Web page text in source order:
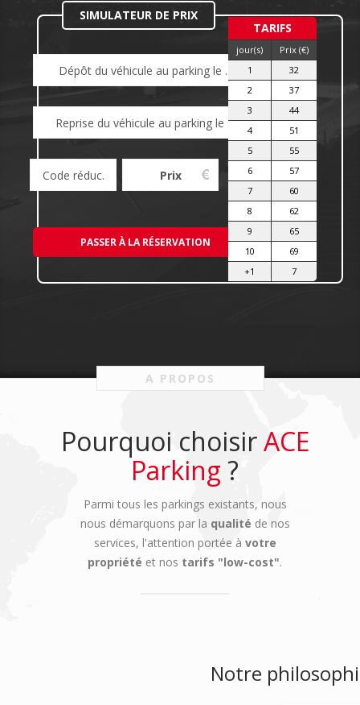
SIMULATEUR DE PRIX
TARIFS
jour(s)
Prix (€)
1
32
2
37
3
44
4
51
5
55
6
57
7
60
8
62
9
65
10
69
+1
7
A PROPOS
Pourquoi choisirACE
Parking ?
Parmi tous les parkings existants, nous
nous démarquons par la qualité de nos
services, l'attention portée à votre
propriété et nos tarifs "low-cost".
Notre